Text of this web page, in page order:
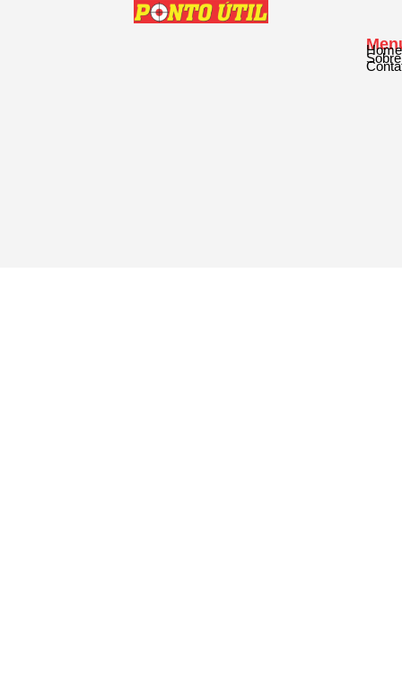
Home
Sobre